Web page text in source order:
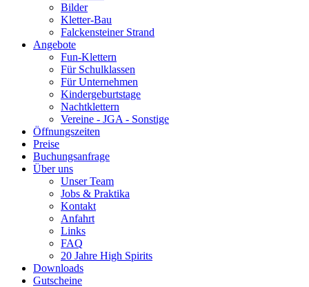
Bilder
Kletter-Bau
Falckensteiner Strand
Angebote
Fun-Klettern
Für Schulklassen
Für Unternehmen
Kindergeburtstage
Nachtklettern
Vereine - JGA - Sonstige
Öffnungszeiten
Preise
Buchungsanfrage
Über uns
Unser Team
Jobs & Praktika
Kontakt
Anfahrt
Links
FAQ
20 Jahre High Spirits
Downloads
Gutscheine